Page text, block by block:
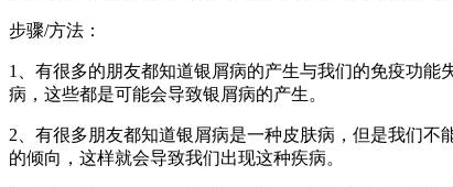
步骤/方法：
1、有很多的朋友都知道银屑病的产生与我们的免疫功
病，这些都是可能会导致银屑病的产生。
2、有很多朋友都知道银屑病是一种皮肤病，但是我们
的倾向，这样就会导致我们出现这种疾病。